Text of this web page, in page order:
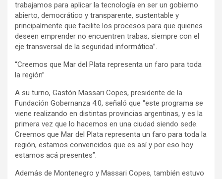
trabajamos para aplicar la tecnología en ser un gobierno
abierto, democrático y transparente, sustentable y
principalmente que facilite los procesos para que quienes
deseen emprender no encuentren trabas, siempre con el
eje transversal de la seguridad informática”.
“Creemos que Mar del Plata representa un faro para toda
la región”
A su turno, Gastón Massari Copes, presidente de la
Fundación Gobernanza 4.0, señaló que “este programa se
viene realizando en distintas provincias argentinas, y es la
primera vez que lo hacemos en una ciudad siendo sede.
Creemos que Mar del Plata representa un faro para toda la
región, estamos convencidos que es así y por eso hoy
estamos acá presentes”.
Además de Montenegro y Massari Copes, también estuvo